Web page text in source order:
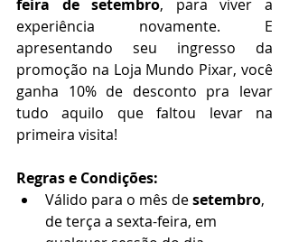
feira de setembro, para viver a
experiência novamente. E
apresentando seu ingresso da
promoção na Loja Mundo Pixar, você
ganha 10% de desconto pra levar
tudo aquilo que faltou levar na
primeira visita!
Regras e Condições:
Válido para o mês de setembro,
de terça a sexta-feira, em